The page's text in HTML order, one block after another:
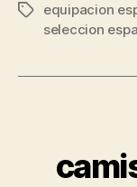
Etiquetas
equipacion
seleccion